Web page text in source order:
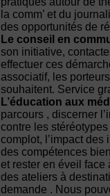
la comm’ et du
des opportunités de
Le conseil en
son initiative,
effectuer ces
associatif, les
souhaitent. Service
L’éducation aux
parcours , discerner
contre les
complot, l’impact
des compétences
et rester en éveil
des ateliers à
demande . Nous